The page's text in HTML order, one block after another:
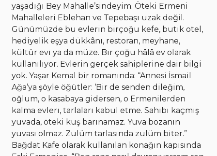
yaşadığı Bey Mahalle’sindeyim. Öteki Ermeni
Mahalleleri Eblehan ve Tepebaşı uzak değil.
Günümüzde bu evlerin birçoğu kefe, butik otel,
hediyelik eşya dükkânı, restoran, meyhane,
kültür evi ya da müze. Bir çoğu hâlâ ev olarak
kullanılıyor. Evlerin gerçek sahiplerine dair bilgi
yok. Yaşar Kemal bir romanında: “Annesi İsmail
Ağa’ya şöyle öğütler: ‘Bir de senden dileğim,
oğlum, o kasabaya gidersen, o Ermenilerden
kalma evleri, tarlaları kabul etme. Sahibi kaçmış
yuvada, öteki kuş barınamaz. Yuva bozanın
yuvası olmaz. Zulüm tarlasında zulüm biter.”
Bağdat Kafe olarak kullanılan konağın kapısında